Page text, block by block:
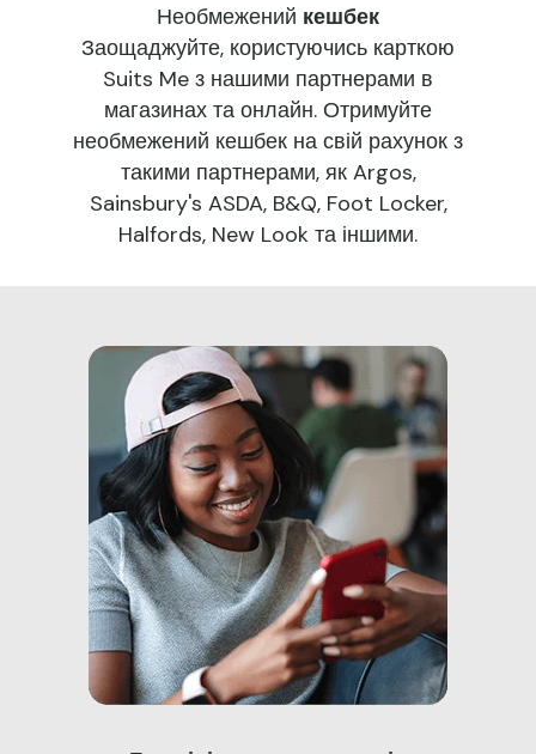
Необмежений кешбек
Заощаджуйте, користуючись карткою
Suits Me з нашими партнерами в
магазинах та онлайн. Отримуйте
необмежений кешбек на свій рахунок з
такими партнерами, як Argos,
Sainsbury's ASDA, B&Q, Foot Locker,
Halfords, New Look та іншими.